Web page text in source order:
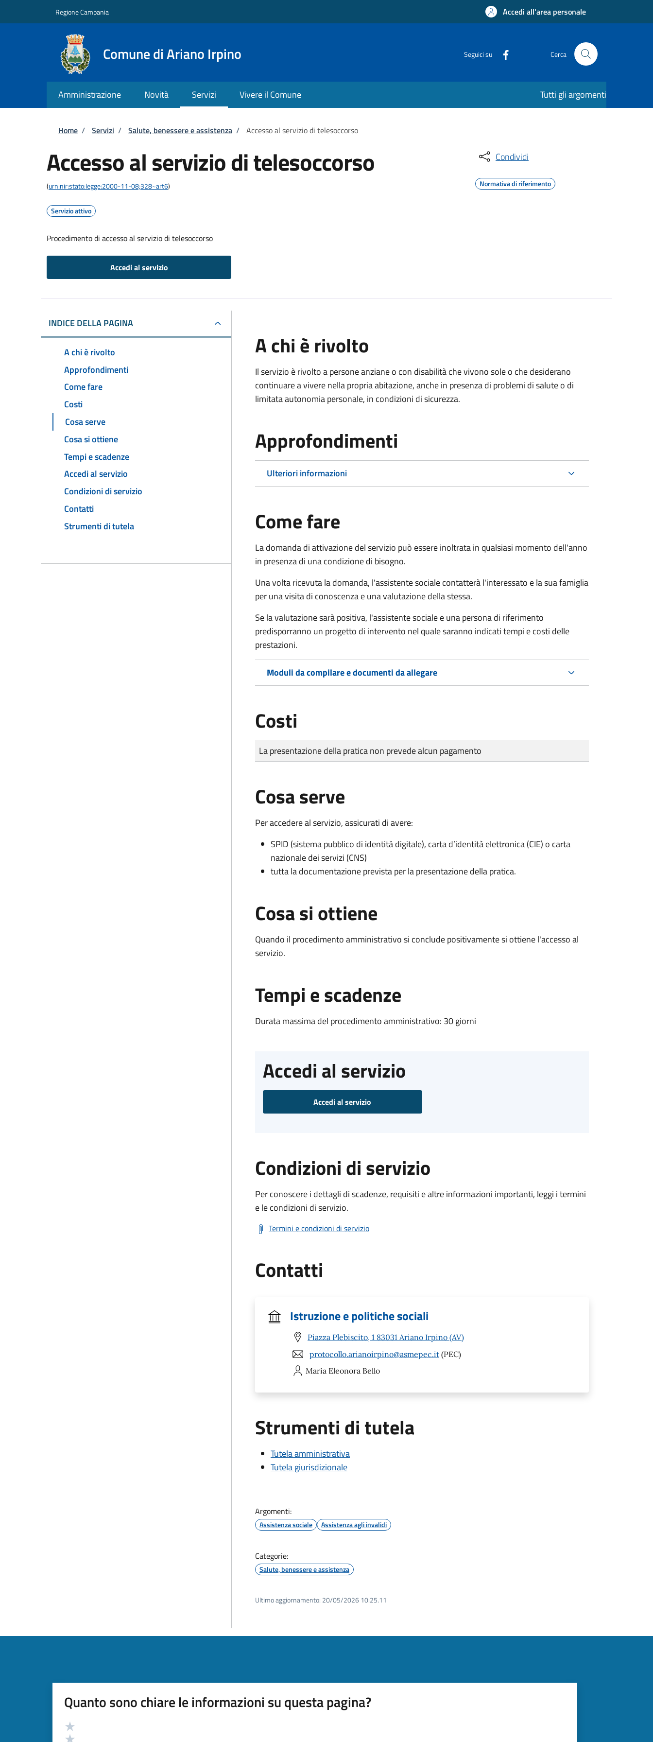
Regione Campania Accedi all'area personale
Comune di Ariano Irpino Seguici su Cerca
Amministrazione Novità Servizi Vivere il Comune Tutti gli argomenti
Briciole di pane
Home / Servizi / Salute, benessere e assistenza / Accesso al servizio di telesoccorso
Accesso al servizio di telesoccorso
(urn:nir:stato:legge:2000-11-08;328~art6)
Servizio attivo
Procedimento di accesso al servizio di telesoccorso
Accedi al servizio
Condividi
Normativa di riferimento
INDICE DELLA PAGINA
A chi è rivolto
Approfondimenti
Come fare
Costi
Cosa serve
Cosa si ottiene
Tempi e scadenze
Accedi al servizio
Condizioni di servizio
Contatti
Strumenti di tutela
A chi è rivolto
Il servizio è rivolto a persone anziane o con disabilità che vivono sole o che desiderano
continuare a vivere nella propria abitazione, anche in presenza di problemi di salute o di
limitata autonomia personale, in condizioni di sicurezza.
Approfondimenti
Ulteriori informazioni
Come fare
La domanda di attivazione del servizio può essere inoltrata in qualsiasi momento dell'anno
in presenza di una condizione di bisogno.
Una volta ricevuta la domanda, l'assistente sociale contatterà l'interessato e la sua famiglia
per una visita di conoscenza e una valutazione della stessa.
Se la valutazione sarà positiva, l'assistente sociale e una persona di riferimento
predisporranno un progetto di intervento nel quale saranno indicati tempi e costi delle
prestazioni.
Moduli da compilare e documenti da allegare
Costi
Tipo di pagamento
Importo
La presentazione della pratica non prevede alcun pagamento
Cosa serve
Per accedere al servizio, assicurati di avere:
SPID (sistema pubblico di identità digitale), carta d’identità elettronica (CIE) o carta
nazionale dei servizi (CNS)
tutta la documentazione prevista per la presentazione della pratica.
Cosa si ottiene
Quando il procedimento amministrativo si conclude positivamente si ottiene l'accesso al
servizio.
Tempi e scadenze
Durata massima del procedimento amministrativo: 30 giorni
Accedi al servizio
Accedi al servizio
Condizioni di servizio
Per conoscere i dettagli di scadenze, requisiti e altre informazioni importanti, leggi i termini
e le condizioni di servizio.
Termini e condizioni di servizio
Contatti
Istruzione e politiche sociali
Piazza Plebiscito, 1 83031 Ariano Irpino (AV)
protocollo.arianoirpino@asmepec.it (PEC)
Maria Eleonora Bello
Strumenti di tutela
Tutela amministrativa
Tutela giurisdizionale
Argomenti:
Assistenza sociale Assistenza agli invalidi
Categorie:
Salute, benessere e assistenza
Ultimo aggiornamento: 20/05/2026 10:25.11
Quanto sono chiare le informazioni su questa pagina?
Valutazione